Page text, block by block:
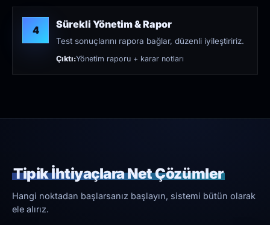
4 Sürekli Yönetim & Rapor
Test sonuçlarını rapora bağlar, düzenli iyileştiririz.
Çıktı:Yönetim raporu + karar notları
Tipik İhtiyaçlara Net Çözümler
Hangi noktadan başlarsanız başlayın, sistemi bütün olarak
ele alırız.